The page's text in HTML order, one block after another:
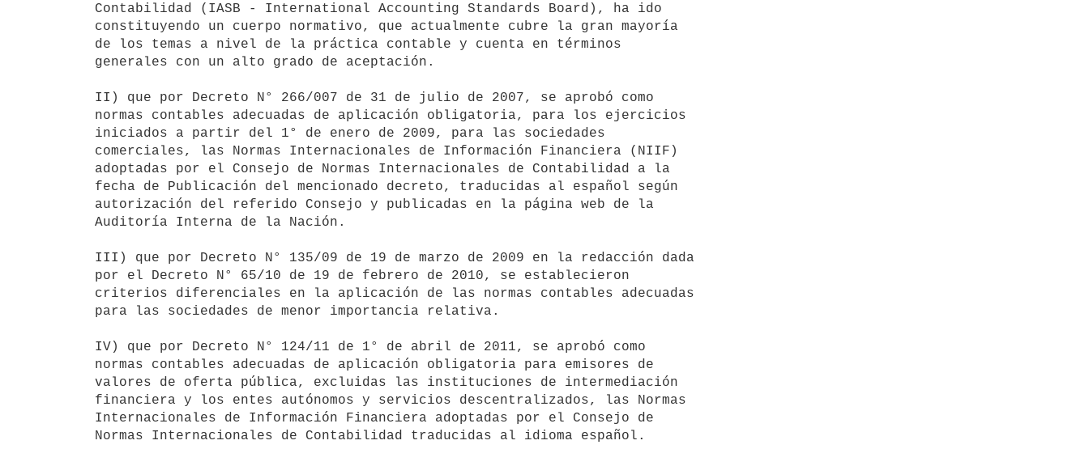
Contabilidad (IASB - International Accounting Standards Board), ha ido
constituyendo un cuerpo normativo, que actualmente cubre la gran mayoría
de los temas a nivel de la práctica contable y cuenta en términos
generales con un alto grado de aceptación.
II) que por Decreto N° 266/007 de 31 de julio de 2007, se aprobó como
normas contables adecuadas de aplicación obligatoria, para los ejercicios
iniciados a partir del 1° de enero de 2009, para las sociedades
comerciales, las Normas Internacionales de Información Financiera (NIIF)
adoptadas por el Consejo de Normas Internacionales de Contabilidad a la
fecha de Publicación del mencionado decreto, traducidas al español según
autorización del referido Consejo y publicadas en la página web de la
Auditoría Interna de la Nación.
III) que por Decreto N° 135/09 de 19 de marzo de 2009 en la redacción dada
por el Decreto N° 65/10 de 19 de febrero de 2010, se establecieron
criterios diferenciales en la aplicación de las normas contables adecuadas
para las sociedades de menor importancia relativa.
IV) que por Decreto N° 124/11 de 1° de abril de 2011, se aprobó como
normas contables adecuadas de aplicación obligatoria para emisores de
valores de oferta pública, excluidas las instituciones de intermediación
financiera y los entes autónomos y servicios descentralizados, las Normas
Internacionales de Información Financiera adoptadas por el Consejo de
Normas Internacionales de Contabilidad traducidas al idioma español.